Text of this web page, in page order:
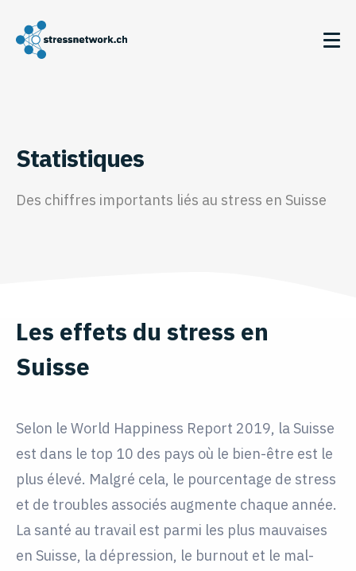
Statistiques
Des chiffres importants liés au stress en Suisse
Les effets du stress en
Suisse
Selon le World Happiness Report 2019, la Suisse
est dans le top 10 des pays où le bien-être est le
plus élevé. Malgré cela, le pourcentage de stress
et de troubles associés augmente chaque année.
La santé au travail est parmi les plus mauvaises
en Suisse, la dépression, le burnout et le mal-